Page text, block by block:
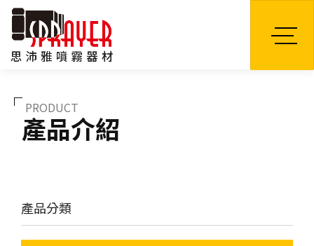
PRODUCT
產品介紹
產品分類